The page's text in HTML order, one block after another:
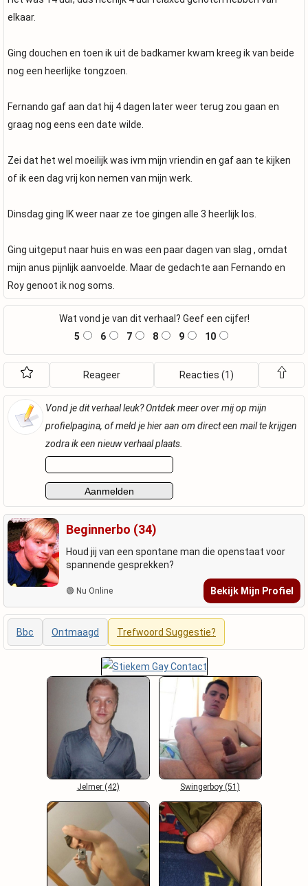
elkaar.
Ging douchen en toen ik uit de badkamer kwam kreeg ik van beide
nog een heerlijke tongzoen.
Fernando gaf aan dat hij 4 dagen later weer terug zou gaan en
graag nog eens een date wilde.
Zei dat het wel moeilijk was ivm mijn vriendin en gaf aan te kijken
of ik een dag vrij kon nemen van mijn werk.
Dinsdag ging IK weer naar ze toe gingen alle 3 heerlijk los.
Ging uitgeput naar huis en was een paar dagen van slag , omdat
mijn anus pijnlijk aanvoelde. Maar de gedachte aan Fernando en
Roy genoot ik nog soms.
Wat vond je van dit verhaal? Geef een cijfer!
5
6 7 8 9 10
Reageer Reacties (1)
Vond je dit verhaal leuk? Ontdek meer over mij op mijn
profielpagina, of meld je hier aan om direct een mail te krijgen
zodra ik een nieuw verhaal plaats.
Beginnerbo (34)
Houd jij van een spontane man die openstaat voor
spannende gesprekken?
🟢 Nu Online Bekijk Mijn Profiel
Bbc Ontmaagd Trefwoord Suggestie?
Jelmer (42) Swingerboy (51)